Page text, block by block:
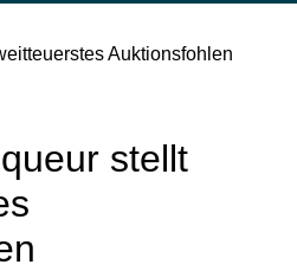
Auktionsfohlen
stellt